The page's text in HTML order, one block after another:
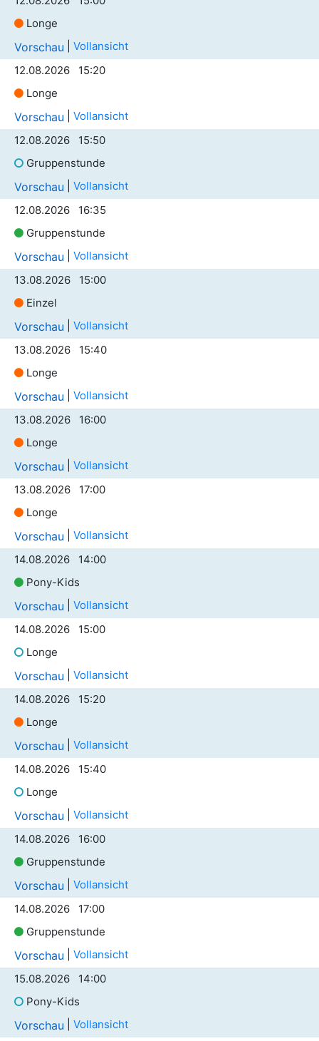
Longe
Vorschau
Vollansicht
12.08.2026 15:20
Longe
Vorschau
Vollansicht
12.08.2026 15:50
Gruppenstunde
Vorschau
Vollansicht
12.08.2026 16:35
Gruppenstunde
Vorschau
Vollansicht
13.08.2026 15:00
Einzel
Vorschau
Vollansicht
13.08.2026 15:40
Longe
Vorschau
Vollansicht
13.08.2026 16:00
Longe
Vorschau
Vollansicht
13.08.2026 17:00
Longe
Vorschau
Vollansicht
14.08.2026 14:00
Pony-Kids
Vorschau
Vollansicht
14.08.2026 15:00
Longe
Vorschau
Vollansicht
14.08.2026 15:20
Longe
Vorschau
Vollansicht
14.08.2026 15:40
Longe
Vorschau
Vollansicht
14.08.2026 16:00
Gruppenstunde
Vorschau
Vollansicht
14.08.2026 17:00
Gruppenstunde
Vorschau
Vollansicht
15.08.2026 14:00
Pony-Kids
Vorschau
Vollansicht